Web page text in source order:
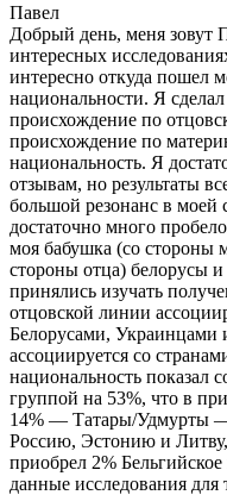
Павел
Добрый день, меня зовут
интересных
интересно откуда пошел
национальности. Я
происхождение по
происхождение по
национальность. Я
отзывам, но результаты
большой резонанс в моей
достаточно много
моя бабушка (со стороны
стороны отца) белорусы
принялись изучать
отцовской линии
Белорусами, Украинцами
ассоциируется со
национальность показал
группой на 53%, что в
14% — Татары/Удмурты —
Россию, Эстонию и Литву,
приобрел 2%
данные исследования для